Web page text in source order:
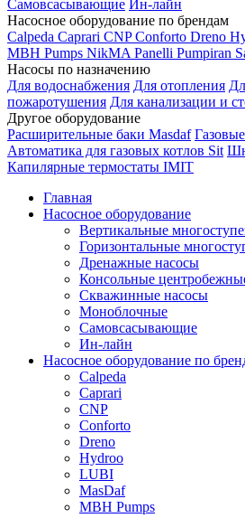
Самовсасывающие Ин-лайн
Насосное оборудование по брендам
Calpeda Caprari CNP Conforto Dreno
MBH Pumps NikMA Panelli Pumpiran
Насосы по назначению
Для водоснабжения Для отопления
пожаротушения Для канализации и
Другое оборудование
Расширительные баки Masdaf
Автоматика для газовых котлов Sit
Капилярные термостаты IMIT
Главная
Насосное оборудование
Вертикальные
Горизонтальные
Дренажные насосы
Консольные
Скважинные насосы
Моноблочные
Самовсасывающие
Ин-лайн
Насосное оборудование по
Calpeda
Caprari
CNP
Conforto
Dreno
Hydroo
LUBI
MasDaf
MBH Pumps